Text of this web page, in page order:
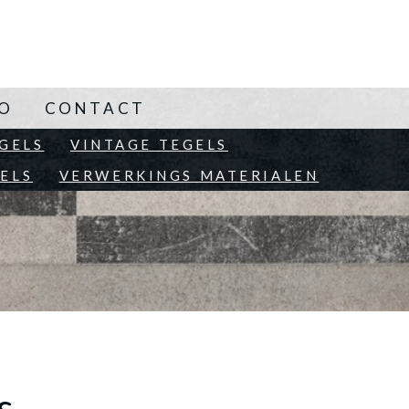
VINTAGE TEGELS
VERWERKINGS MATERIALEN
CONTACT